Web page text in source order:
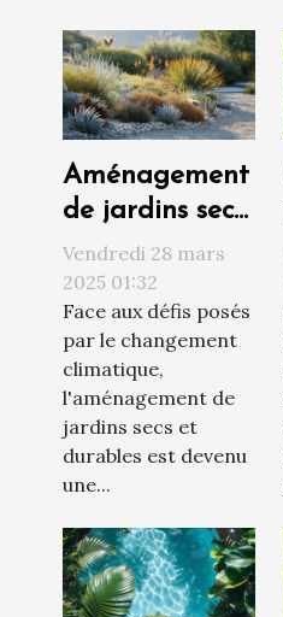
Aménagement
de jardins secs
et durables
choix de
plantes et
techniques de
conservation
de l'eau
Vendredi 28 mars
2025 01:32
Face aux défis posés
par le changement
climatique,
l'aménagement de
jardins secs et
durables est devenu
une...